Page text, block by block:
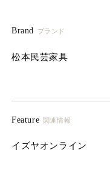
Brand ブランド
松本民芸家具
Feature 関連情報
イズヤオンライン